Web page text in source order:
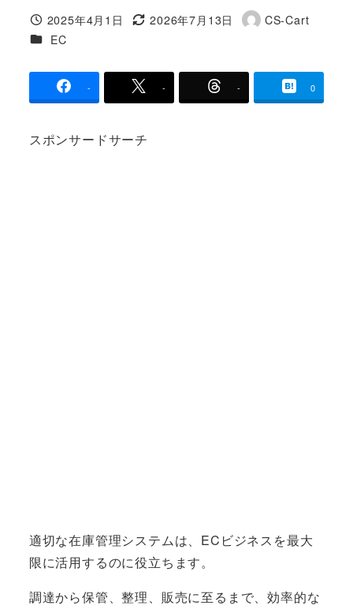
投稿日
2025年4月1日
更新日
2026年7月13日
著
CS-Cart
カテゴリー
EC
- - - 0
スポンサードサーチ
適切な在庫管理システムは、ECビジネスを最大
限に活用するのに役立ちます。
調達から保管、整理、販売に至るまで、効率的な